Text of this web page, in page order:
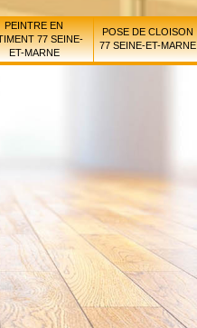
PEINTRE EN
77 SEINE-
ET-MARNE
POSE DE CLOISON
77 SEINE-ET-MARNE